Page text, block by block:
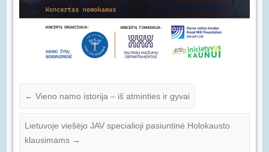
← Vieno namo istorija – iš atminties ir gyvai
Lietuvoje viešėjo JAV specialioji pasiuntinė Holokausto
klausimams →